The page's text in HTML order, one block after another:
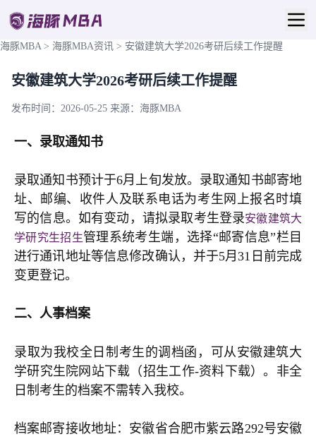
海豚MBA > 海豚MBA资讯 > 安徽建筑大学2026考研后续工作提醒
安徽建筑大学2026考研后续工作提醒
发布时间：2026-05-25 来源：海豚MBA
一、录取通知书
录取通知书预计于6月上旬发放。录取通知书邮寄地
址、邮编、收件人及联系电话为考生网上报名时填
写的信息。如有变动，请拟录取考生登录安徽建筑大
学研究生招生管理系统考生端，选择“邮寄信息”栏目
进行通讯地址等信息修改确认，并于5月31日前完成
变更登记。
二、人事档案
录取为我校全日制考生的调档函，可从安徽建筑大
学研究生院网站下载（招生工作-资料下载）。非全
日制考生的档案不需转入我校。
档案邮寄接收地址：安徽省合肥市紫云路292号安徽